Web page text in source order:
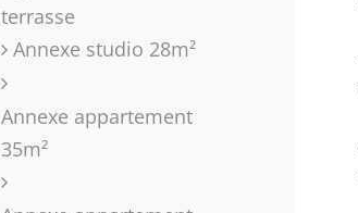
terrasse
Annexe studio 28m²
Annexe appartement
35m²